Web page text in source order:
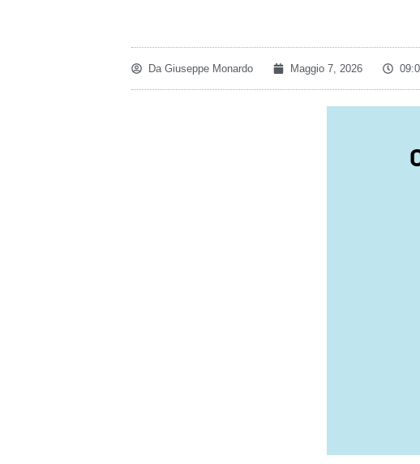
DaGiuseppe Monardo Maggio 7, 2026